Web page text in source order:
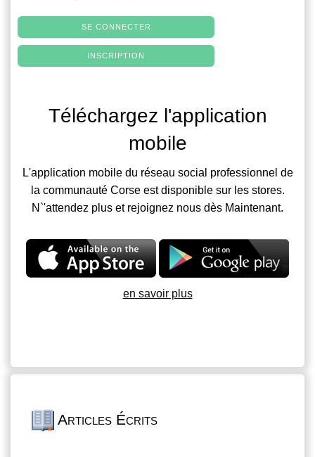
SE CONNECTER
INSCRIPTION
Téléchargez l'application
mobile
L'application mobile du réseau social professionnel de
la communauté Corse est disponible sur les stores.
N`'attendez plus et rejoignez nous dès Maintenant.
en savoir plus
Articles Écrits